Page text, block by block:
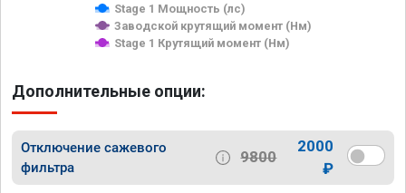
Stage 1 Мощность (лс)
Заводской крутящий момент (Нм)
Stage 1 Крутящий момент (Нм)
Дополнительные опции:
Отключение сажевого
фильтра
9800
2000
₽